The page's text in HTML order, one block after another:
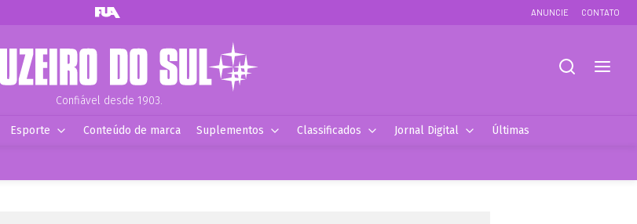
ANUNCIE CONTATO
Confiável desde 1903.
Esporte Conteúdo de marca Suplementos Classificados Jornal Digital Últimas